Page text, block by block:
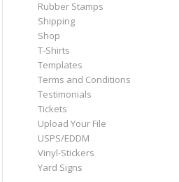
Rubber Stamps
Shipping
Shop
T-Shirts
Templates
Terms and Conditions
Testimonials
Tickets
Upload Your File
USPS/EDDM
Vinyl-Stickers
Yard Signs